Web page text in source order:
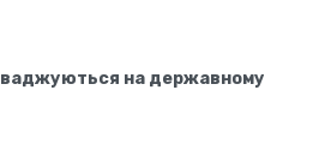
на державному